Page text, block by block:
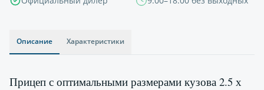
Описание Характеристики
Прицеп с оптимальными размерами кузова 2.5 х